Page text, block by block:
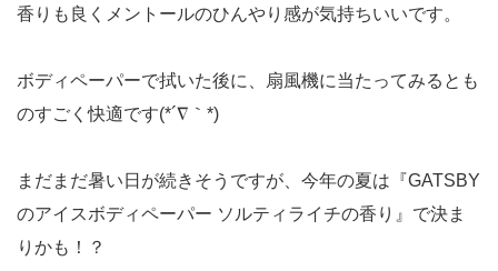
香りも良くメントールのひんやり感が気持ちいいです。
ボディペーパーで拭いた後に、扇風機に当たってみるとも
のすごく快適です(*´∇｀*)
まだまだ暑い日が続きそうですが、今年の夏は『GATSBY
のアイスボディペーパー ソルティライチの香り』で決ま
りかも！？